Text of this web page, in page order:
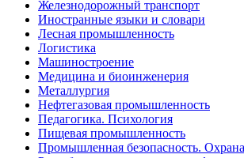
Железнодорожный транспорт
Иностранные языки и словари
Лесная промышленность
Логистика
Машиностроение
Медицина и биоинженерия
Металлургия
Нефтегазовая промышленность
Педагогика. Психология
Пищевая промышленность
Промышленная безопасность. Охрана